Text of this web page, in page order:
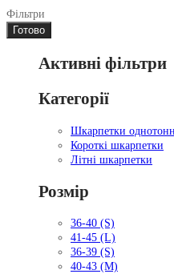
Фільтри
Готово
Активні фільтри
Категорії
Шкарпетки
Короткі шкарпетки
Літні шкарпетки
Розмір
36-40 (S)
41-45 (L)
36-39 (S)
40-43 (M)